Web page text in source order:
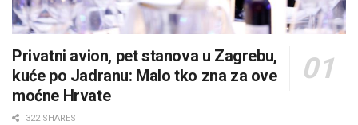
Privatni avion, pet stanova u Zagrebu,
kuće po Jadranu: Malo tko zna za ove
moćne Hrvate
322 SHARES